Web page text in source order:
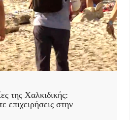
της Χαλκιδικής:
επιχειρήσεις στην